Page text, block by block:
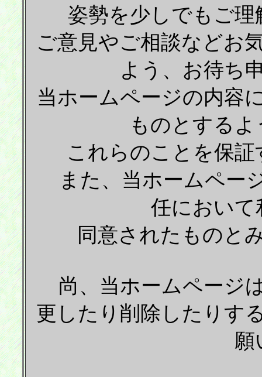
姿勢を少しでもご
ご意見やご相談などお
よう、お待ち
当ホームページの内容
ものとする
これらのことを保
また、当ホームペー
任において
同意されたものと
尚、当ホームページ
更したり削除したりす
願